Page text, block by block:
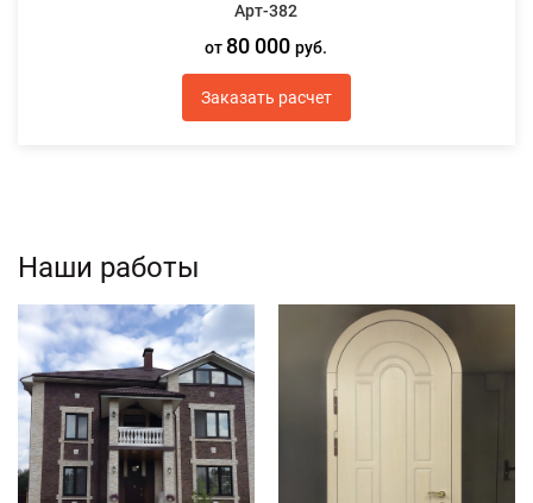
Арт-382
от 80 000руб.
Заказать расчет
Наши работы